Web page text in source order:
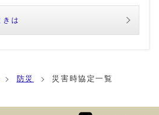
きは
防災 災害時協定一覧